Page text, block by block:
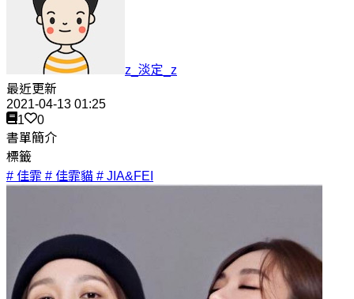
z_淡定_z
最近更新
2021-04-13 01:25
1
0
書單簡介
標籤
# 佳霏 # 佳霏貓 # JIA&FEI